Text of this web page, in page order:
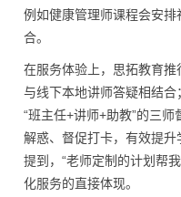
例如健康管理师课程会安
合。
在服务体验上，思拓教育
与线下本地讲师答疑相结
“班主任+讲师+助教”的三
解惑、督促打卡，有效提
提到，“老师定制的计划帮
化服务的直接体现。